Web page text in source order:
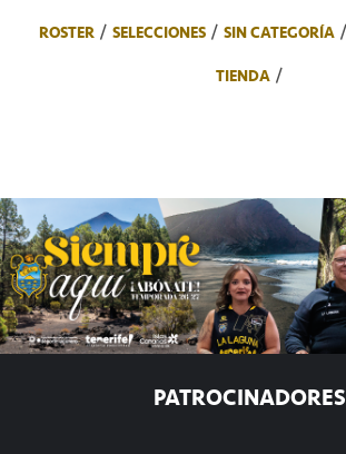
ROSTER
SELECCIONES SIN CATEGORÍA
TIENDA
PATROCINADORES